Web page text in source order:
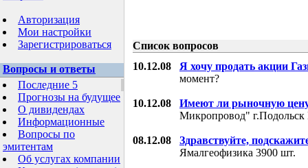
Авторизация
Мои настройки
Зарегистрироваться
Вопросы и ответы
Последние 5
Прогнозы на будущее
О дивидендах
Информационные
Вопросы по
эмитентам
Об услугах компании
Список вопросов
10.12.08 Я хочу продать акции
момент?
10.12.08
Имеют ли рыночную
Микропровод"
08.12.08
Здравствуйте,
Ямалгеофизика 3900 шт.